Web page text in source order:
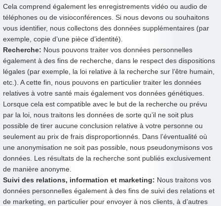
Cela comprend également les enregistrements vidéo ou audio de
téléphones ou de visioconférences. Si nous devons ou souhaitons
vous identifier, nous collectons des données supplémentaires (par
exemple, copie d’une pièce d’identité).
Recherche: Nous pouvons traiter vos données personnelles
également à des fins de recherche, dans le respect des dispositions
légales (par exemple, la loi relative à la recherche sur l’être humain,
etc.). A cette fin, nous pouvons en particulier traiter les données
relatives à votre santé mais également vos données génétiques.
Lorsque cela est compatible avec le but de la recherche ou prévu
par la loi, nous traitons les données de sorte qu’il ne soit plus
possible de tirer aucune conclusion relative à votre personne ou
seulement au prix de frais disproportionnés. Dans l’éventualité où
une anonymisation ne soit pas possible, nous pseudonymisons vos
données. Les résultats de la recherche sont publiés exclusivement
de manière anonyme.
Suivi des relations, information et marketing: Nous traitons vos
données personnelles également à des fins de suivi des relations et
de marketing, en particulier pour envoyer à nos clients, à d’autres